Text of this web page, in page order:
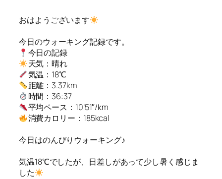
おはようございます
今日のウォーキング記録です。
今日の記録
天気：晴れ
気温：18℃
距離：3.37km
時間：36:37
平均ペース：10’51″/km
消費カロリー：185kcal
今日はのんびりウォーキング♪
気温18℃でしたが、日差しがあって少し暑く感じま
した